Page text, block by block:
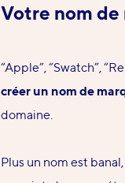
Votre nom
“Apple”, “Swatch”,
créer un nom de
domaine.
Plus un nom est